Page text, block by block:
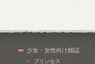
少女・女性向け雑誌
プリンセス